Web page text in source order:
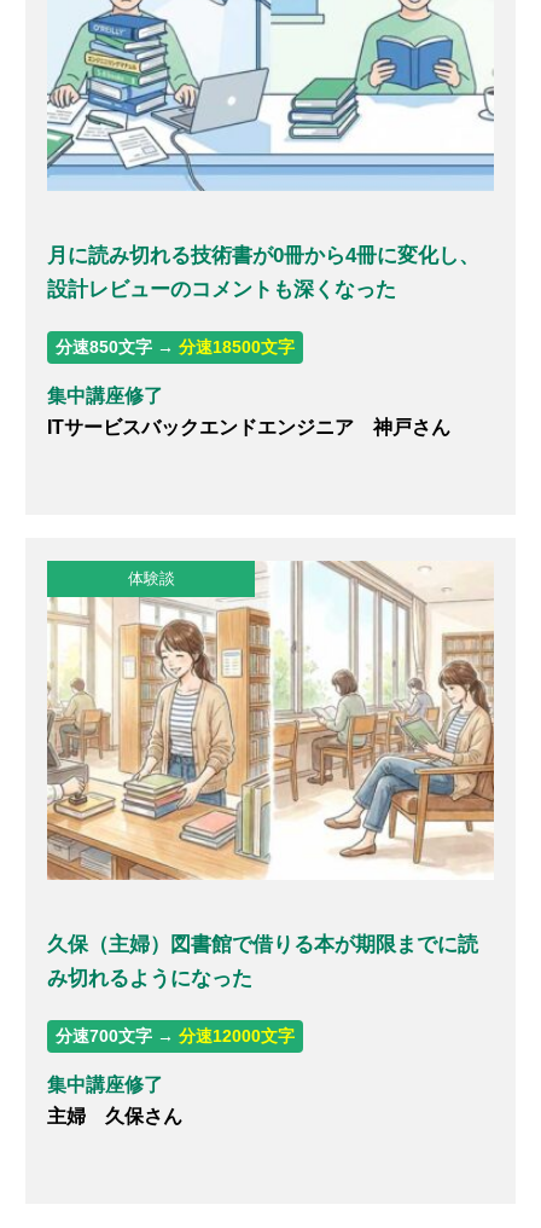
月に読み切れる技術書が0冊から4冊に変化し、
設計レビューのコメントも深くなった
分速850文字 →分速18500文字
集中講座修了
ITサービスバックエンドエンジニア 神戸さん
体験談
久保（主婦）図書館で借りる本が期限までに読
み切れるようになった
分速700文字 →分速12000文字
集中講座修了
主婦 久保さん